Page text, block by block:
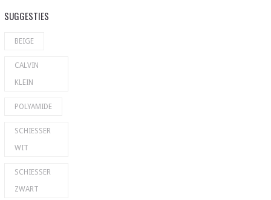
SUGGESTIES
BEIGE
CALVIN
KLEIN
POLYAMIDE
SCHIESSER
WIT
SCHIESSER
ZWART